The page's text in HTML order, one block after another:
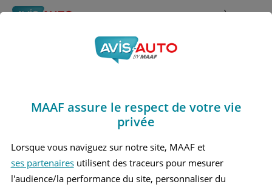
Rechercher À propos
Obtenir un devis d'assurance auto MAAF
Avis Nissan Micra 4
Berline (2010 - 2018)
MAAF assure le respect de votre vie
privée
Lorsque vous naviguez sur notre site, MAAF et
ses partenairesutilisent des traceurs pour mesurer
l'audience/la performance du site, personnaliser du